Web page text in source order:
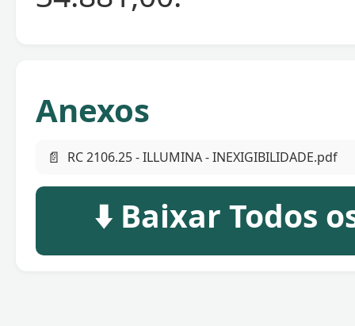
Anexos
📄 RC 2106.25 - ILLUMINA - INEXIGIBILIDADE.pdf
⬇️ Baixar Todos